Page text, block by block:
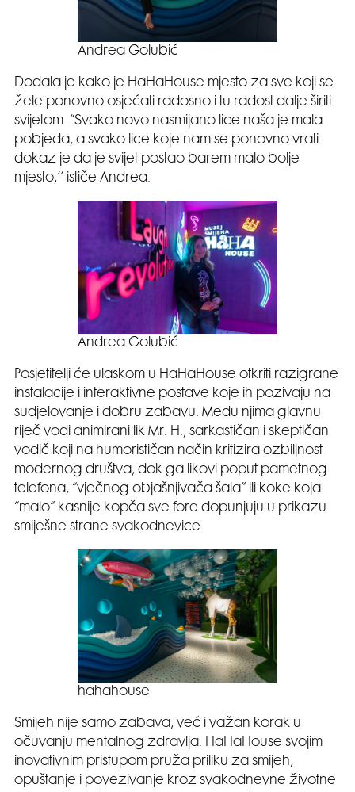
Andrea Golubić
Dodala je kako je HaHaHouse mjesto za sve koji se
žele ponovno osjećati radosno i tu radost dalje širiti
svijetom. “Svako novo nasmijano lice naša je mala
pobjeda, a svako lice koje nam se ponovno vrati
dokaz je da je svijet postao barem malo bolje
mjesto,’’ ističe Andrea.
Andrea Golubić
Posjetitelji će ulaskom u HaHaHouse otkriti razigrane
instalacije i interaktivne postave koje ih pozivaju na
sudjelovanje i dobru zabavu. Među njima glavnu
riječ vodi animirani lik Mr. H., sarkastičan i skeptičan
vodič koji na humorističan način kritizira ozbiljnost
modernog društva, dok ga likovi poput pametnog
telefona, “vječnog objašnjivača šala” ili koke koja
“malo” kasnije kopča sve fore dopunjuju u prikazu
smiješne strane svakodnevice.
hahahouse
Smijeh nije samo zabava, već i važan korak u
očuvanju mentalnog zdravlja. HaHaHouse svojim
inovativnim pristupom pruža priliku za smijeh,
opuštanje i povezivanje kroz svakodnevne životne